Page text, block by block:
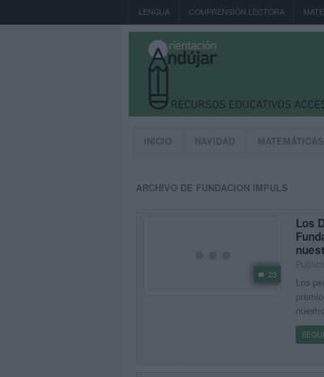
LENGUA COMPRENSIÓN LECTORA
INICIO NAVIDAD MATEMÁTICAS
ARCHIVO DE FUNDACION IMPULS
23
Los
Los